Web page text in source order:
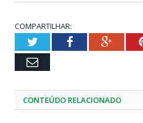
COMPARTILHAR:
TwitterFacebook
Email
CONTEÚDO RELACIONADO